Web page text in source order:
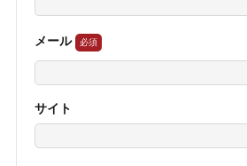
メール
サイト